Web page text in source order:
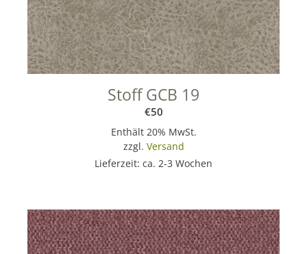
Stoff GCB 19
€50
Enthält 20% MwSt.
zzgl. Versand
Lieferzeit: ca. 2-3 Wochen